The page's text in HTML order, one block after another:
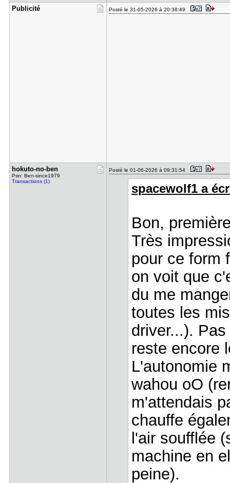
Publicité Posté le 31-05-2026 à 20:38:49
hokuto-no-​ben
Psn: Ben-since1979
Transactions (1)
Posté le 01-06-2026 à 09:31:54
spacewolf1 a
Bon,
Très
pour ce form
on voit que
du me
toutes les
driver...).
reste encore
L'autonomie
wahou oO
m'attendais
chauffe
l'air soufflée
machine en
peine).